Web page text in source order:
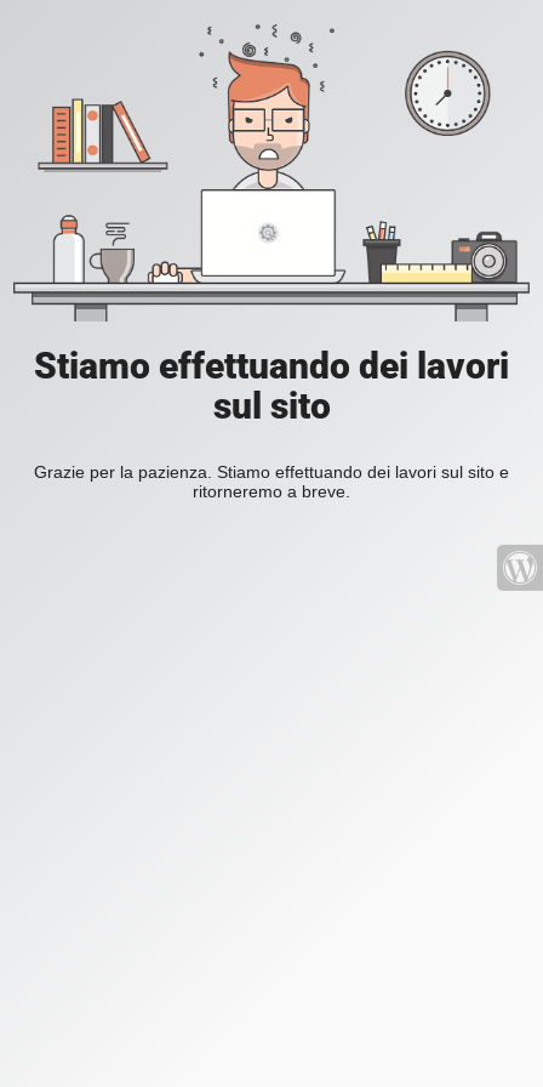
Stiamo effettuando dei lavori
sul sito
Grazie per la pazienza. Stiamo effettuando dei lavori sul sito e
ritorneremo a breve.